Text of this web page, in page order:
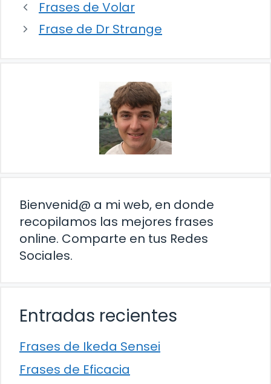
Frases de Volar
Frase de Dr Strange
Bienvenid@ a mi web, en donde
recopilamos las mejores frases
online. Comparte en tus Redes
Sociales.
Entradas recientes
Frases de Ikeda Sensei
Frases de Eficacia